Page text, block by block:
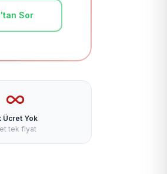
Sor
Ücret Yok
tek fiyat